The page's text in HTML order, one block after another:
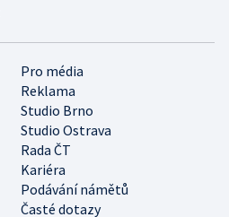
Pro média
Reklama
Studio Brno
Studio Ostrava
Rada ČT
Kariéra
Podávání námětů
Časté dotazy